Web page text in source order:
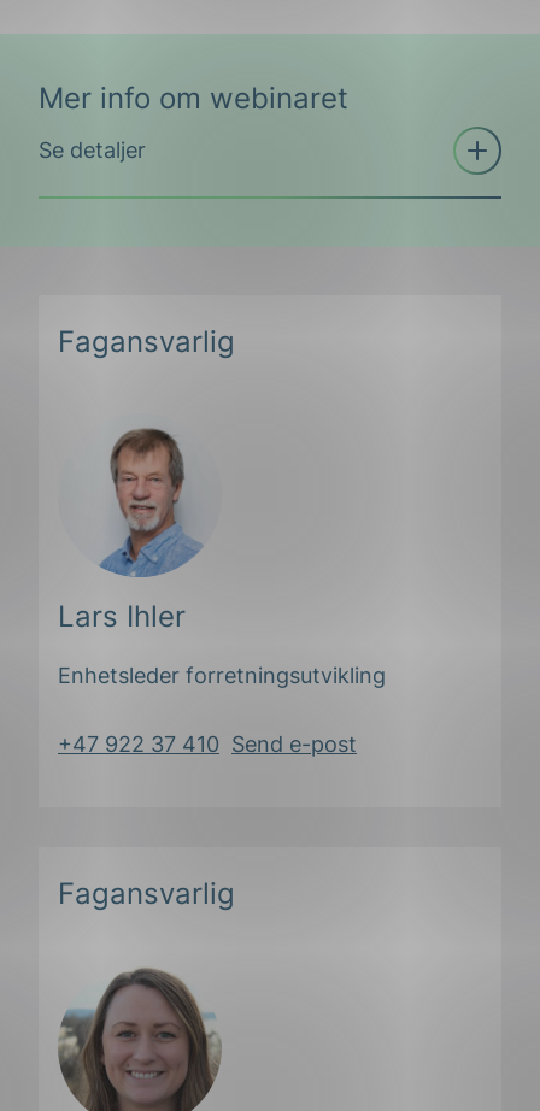
Mer info om webinaret
Se detaljer
Åpne
trekkspill
Fagansvarlig
Lars Ihler
Enhetsleder forretningsutvikling
+47 922 37 410 Send e-post
Fagansvarlig